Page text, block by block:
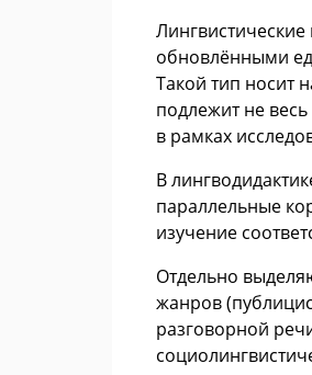
обновлёнными
Такой тип носит
подлежит не
в рамках
В
параллельные
изучение
Отдельно
жанров
разговорной